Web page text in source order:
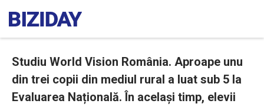
Studiu World Vision România. Aproape unu
din trei copii din mediul rural a luat sub 5 la
Evaluarea Națională. În același timp, elevii